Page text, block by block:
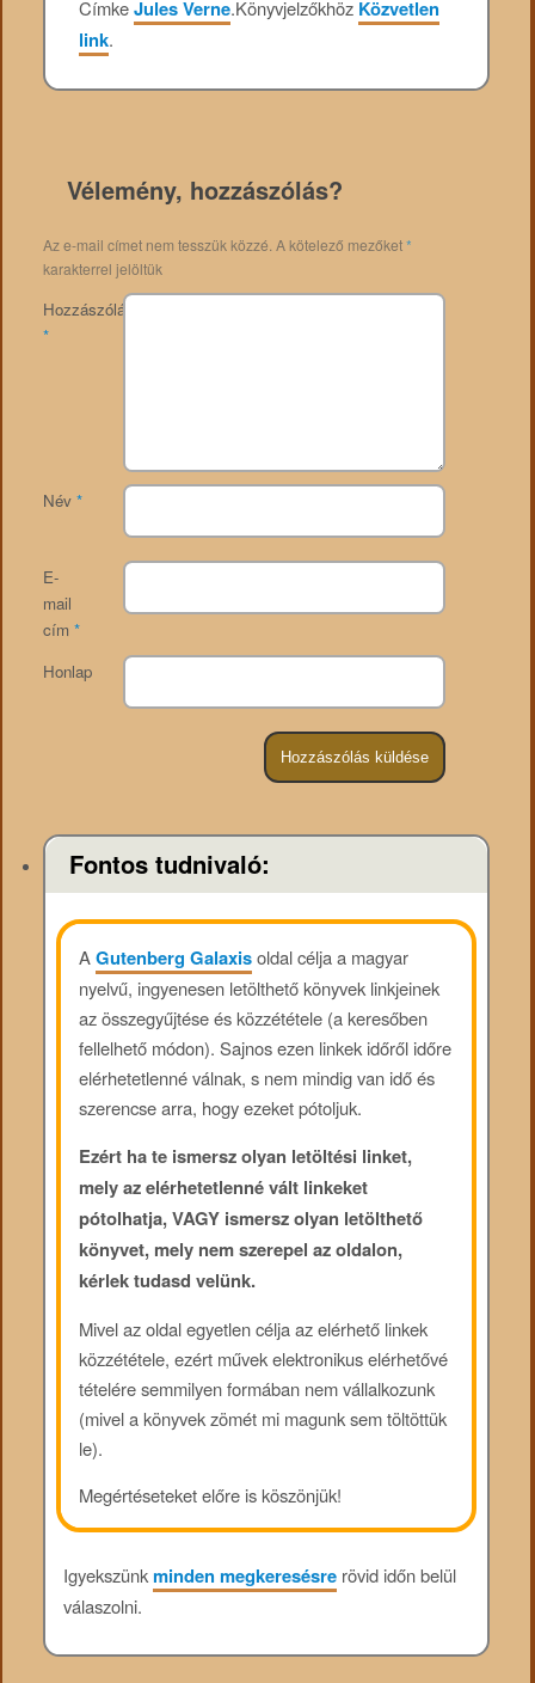
CímkeJules Verne.Könyvjelzőkhöz Közvetlen
link.
Vélemény, hozzászólás?
Az e-mail címet nem tesszük közzé. A kötelező mezőket*
karakterrel jelöltük
Hozzászólás
*
Név *
E-
mail
cím *
Honlap
Fontos tudnivaló:
AGutenberg Galaxisoldal célja a magyar
nyelvű, ingyenesen letölthető könyvek linkjeinek
az összegyűjtése és közzététele (a keresőben
fellelhető módon). Sajnos ezen linkek időről időre
elérhetetlenné válnak, s nem mindig van idő és
szerencse arra, hogy ezeket pótoljuk.
Ezért ha te ismersz olyan letöltési linket,
mely az elérhetetlenné vált linkeket
pótolhatja, VAGY ismersz olyan letölthető
könyvet, mely nem szerepel az oldalon,
kérlek tudasd velünk.
Mivel az oldal egyetlen célja az elérhető linkek
közzététele, ezért művek elektronikus elérhetővé
tételére semmilyen formában nem vállalkozunk
(mivel a könyvek zömét mi magunk sem töltöttük
le).
Megértéseteket előre is köszönjük!
Igyekszünkminden megkeresésrerövid időn belül
válaszolni.